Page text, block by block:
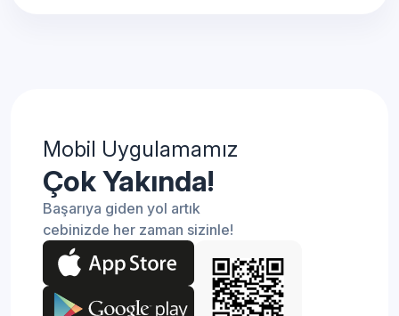
Mobil Uygulamamız
Çok Yakında!
Başarıya giden yol artık
cebinizde her zaman sizinle!